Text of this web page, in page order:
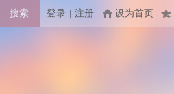
登录 注册 设为首页
搜索